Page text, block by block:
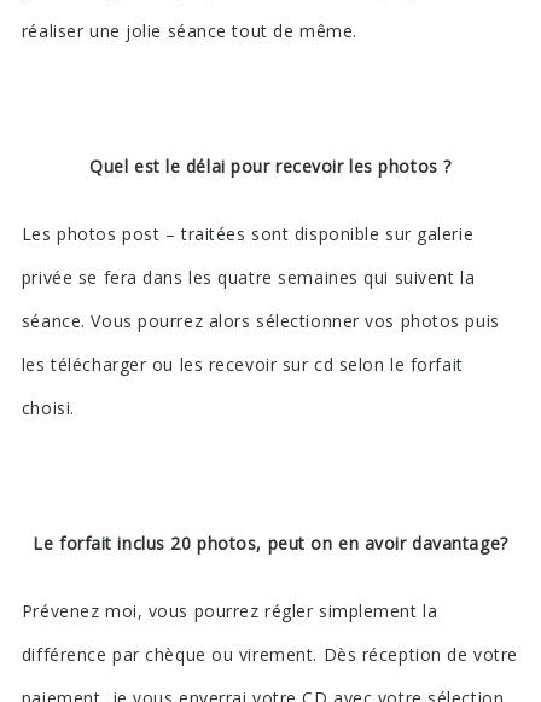
réaliser une jolie séance tout de même.
Quel est le délai pour recevoir les photos ?
Les photos post – traitées sont disponible sur galerie
privée se fera dans les quatre semaines qui suivent la
séance. Vous pourrez alors sélectionner vos photos puis
les télécharger ou les recevoir sur cd selon le forfait
choisi.
Le forfait inclus 20 photos, peut on en avoir davantage?
Prévenez moi, vous pourrez régler simplement la
différence par chèque ou virement. Dès réception de votre